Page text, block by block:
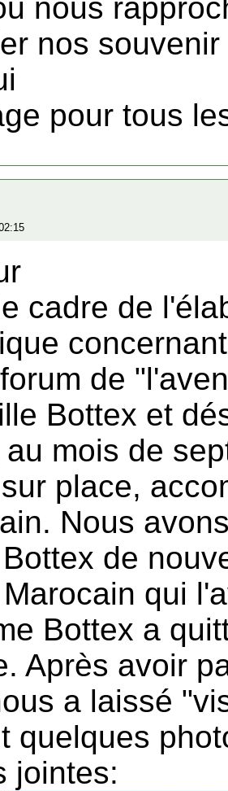
nous
nos
pour tous
cadre de
de
Bottex et
mois de
place,
Nous
de
qui
Bottex a
Après avoir
a laissé
quelques
jointes: